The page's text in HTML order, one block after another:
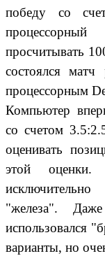
победу со
просчитывать
состоялся
процессорным
Компьютер
со счетом
оценивать
этой оценки.
"железа".
использовался
варианты, но